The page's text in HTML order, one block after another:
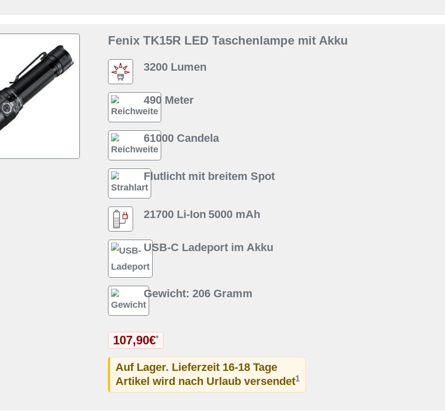
Fenix TK15R LED Taschenlampe mit Akku
3200 Lumen
490 Meter
61000 Candela
Flutlicht mit breitem Spot
21700 Li-Ion 5000 mAh
USB-C Ladeport im Akku
Gewicht: 206 Gramm
107,90€*
Auf Lager. Lieferzeit 16-18 Tage
Artikel wird nach Urlaub versendet1